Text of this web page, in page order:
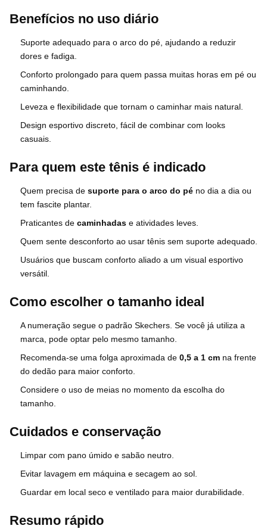
Benefícios no uso diário
Suporte adequado para o arco do pé, ajudando a reduzir
dores e fadiga.
Conforto prolongado para quem passa muitas horas em pé ou
caminhando.
Leveza e flexibilidade que tornam o caminhar mais natural.
Design esportivo discreto, fácil de combinar com looks
casuais.
Para quem este tênis é indicado
Quem precisa de suporte para o arco do pé no dia a dia ou
tem fascite plantar.
Praticantes de caminhadas e atividades leves.
Quem sente desconforto ao usar tênis sem suporte adequado.
Usuários que buscam conforto aliado a um visual esportivo
versátil.
Como escolher o tamanho ideal
A numeração segue o padrão Skechers. Se você já utiliza a
marca, pode optar pelo mesmo tamanho.
Recomenda-se uma folga aproximada de 0,5 a 1 cm na frente
do dedão para maior conforto.
Considere o uso de meias no momento da escolha do
tamanho.
Cuidados e conservação
Limpar com pano úmido e sabão neutro.
Evitar lavagem em máquina e secagem ao sol.
Guardar em local seco e ventilado para maior durabilidade.
Resumo rápido